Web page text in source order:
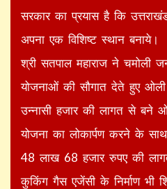
सरकार का प्रयास है कि
अपना एक विशिष्ट स्थान बनाये।
श्री सतपाल महाराज ने चमोली
योजनाओं की सौगात देते हुए
उन्नासी हजार की लागत से बने
योजना का लोकार्पण करने के
48 लाख 68 हजार रुपए की लागत
कुकिंग गैस एजेंसी के निर्माण भी